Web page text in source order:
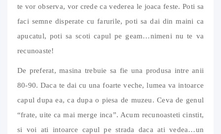
te vor observa, vor crede ca vederea le joaca feste. Poti sa
faci semne disperate cu farurile, poti sa dai din maini ca
apucatul, poti sa scoti capul pe geam…nimeni nu te va
recunoaste!
De preferat, masina trebuie sa fie una produsa intre anii
80-90. Daca te dai cu una foarte veche, lumea va intoarce
capul dupa ea, ca dupa o piesa de muzeu. Ceva de genul
“frate, uite ca mai merge inca”. Acum recunoasteti cinstit,
si voi ati intoarce capul pe strada daca ati vedea…un